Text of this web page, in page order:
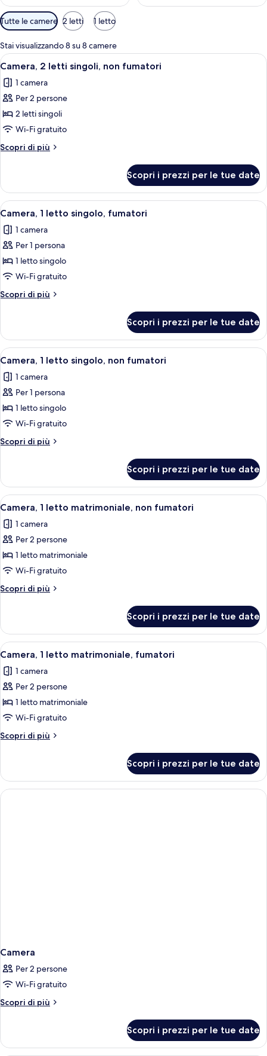
Filtri
disponibili
per
le
camere
Tutte le camere 2 letti 1 letto
Stai visualizzando 8 su 8 camere
Apri
tutte
le
foto
per
Camera,
2
letti
non
fumatori
Una camera d'albergo con due letti,
5
Camera, 2 letti singoli, non fumatori
1 camera
Per 2 persone
2 letti singoli
Wi-Fi gratuito
Scopri di più
Altri
2
letti
singoli,
fumatori
Scopri i prezzi per le tue date
Apri
tutte
le
foto
per
Camera,
1
letto
fumatori
Una camera d'albergo con un letto,
5
Camera, 1 letto singolo, fumatori
1 camera
Per 1 persona
1 letto singolo
Wi-Fi gratuito
Scopri di più
Altri
1
letto
singolo,
Scopri i prezzi per le tue date
Apri
tutte
le
foto
per
Camera,
1
letto
non
fumatori
Una camera d'albergo con un letto,
5
Camera, 1 letto singolo, non fumatori
1 camera
Per 1 persona
1 letto singolo
Wi-Fi gratuito
Scopri di più
Altri
1
letto
singolo,
fumatori
Scopri i prezzi per le tue date
Apri
tutte
le
foto
per
Camera,
1
letto
non
fumatori
Una camera d'albergo con un letto,
5
Camera, 1 letto matrimoniale, non fumatori
1 camera
Per 2 persone
1 letto matrimoniale
Wi-Fi gratuito
Scopri di più
Altri
1
letto
matrimoniale,
fumatori
Scopri i prezzi per le tue date
Apri
tutte
le
foto
per
Camera,
1
letto
fumatori
Una camera d'albergo con un letto,
5
Camera, 1 letto matrimoniale, fumatori
1 camera
Per 2 persone
1 letto matrimoniale
Wi-Fi gratuito
Scopri di più
Altri
1
letto
matrimoniale,
Scopri i prezzi per le tue date
Camera
Per 2 persone
Wi-Fi gratuito
Scopri di più
Altri
Scopri i prezzi per le tue date